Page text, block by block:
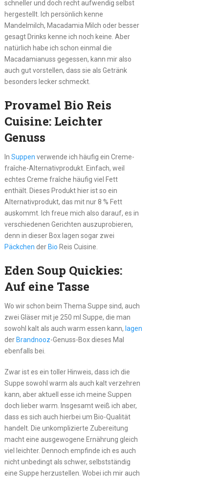
schneller und doch recht aufwendig selbst
hergestellt. Ich persönlich kenne
Mandelmilch, Macadamia Milch oder besser
gesagt Drinks kenne ich noch keine. Aber
natürlich habe ich schon einmal die
Macadamianuss gegessen, kann mir also
auch gut vorstellen, dass sie als Getränk
besonders lecker schmeckt.
Provamel Bio Reis
Cuisine: Leichter
Genuss
In Suppen verwende ich häufig ein Creme-
fraîche-Alternativprodukt. Einfach, weil
echtes Creme fraîche häufig viel Fett
enthält. Dieses Produkt hier ist so ein
Alternativprodukt, das mit nur 8 % Fett
auskommt. Ich freue mich also darauf, es in
verschiedenen Gerichten auszuprobieren,
denn in dieser Box lagen sogar zwei
Päckchen derBio Reis Cuisine.
Eden Soup Quickies:
Auf eine Tasse
Wo wir schon beim Thema Suppe sind, auch
zwei Gläser mit je 250 ml Suppe, die man
sowohl kalt als auch warm essen kann, lagen
derBrandnooz-Genuss-Box dieses Mal
ebenfalls bei.
Zwar ist es ein toller Hinweis, dass ich die
Suppe sowohl warm als auch kalt verzehren
kann, aber aktuell esse ich meine Suppen
doch lieber warm. Insgesamt weiß ich aber,
dass es sich auch hierbei um Bio-Qualität
handelt. Die unkomplizierte Zubereitung
macht eine ausgewogene Ernährung gleich
viel leichter. Dennoch empfinde ich es auch
nicht unbedingt als schwer, selbstständig
eine Suppe herzustellen. Wobei ich mir auch